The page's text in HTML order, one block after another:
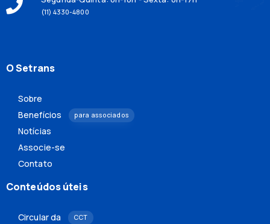
(11) 4330-4800
O Setrans
Sobre
Benefícios
para associados
Notícias
Associe-se
Contato
Conteúdos úteis
Circular da CCT